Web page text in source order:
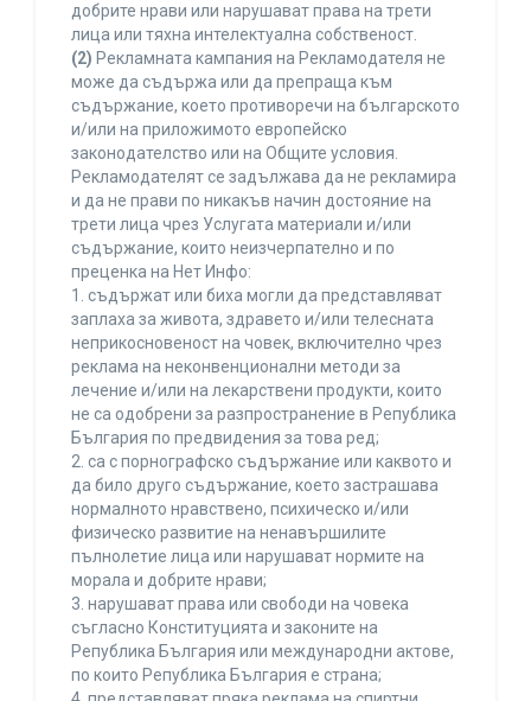
добрите нрави или нарушават права на трети
лица или тяхна интелектуална собственост.
(2) Рекламната кампания на Рекламодателя не
може да съдържа или да препраща към
съдържание, което противоречи на българското
и/или на приложимото европейско
законодателство или на Общите условия.
Рекламодателят се задължава да не рекламира
и да не прави по никакъв начин достояние на
трети лица чрез Услугата материали и/или
съдържание, които неизчерпателно и по
преценка на Нет Инфо:
1. съдържат или биха могли да представляват
заплаха за живота, здравето и/или телесната
неприкосновеност на човек, включително чрез
реклама на неконвенционални методи за
лечение и/или на лекарствени продукти, които
не са одобрени за разпространение в Република
България по предвидения за това ред;
2. са с порнографско съдържание или каквото и
да било друго съдържание, което застрашава
нормалното нравствено, психическо и/или
физическо развитие на ненавършилите
пълнолетие лица или нарушават нормите на
морала и добрите нрави;
3. нарушават права или свободи на човека
съгласно Конституцията и законите на
Република България или международни актове,
по които Република България е страна;